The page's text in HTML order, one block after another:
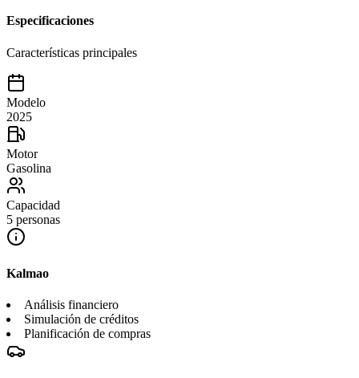
Especificaciones
Características principales
Modelo
2025
Motor
Gasolina
Capacidad
5 personas
Kalmao
Análisis financiero
Simulación de créditos
Planificación de compras